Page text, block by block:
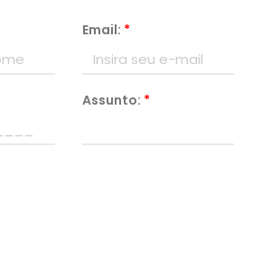
Email: *
Assunto: *